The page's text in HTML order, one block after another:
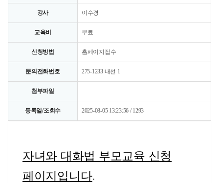
강사 이수경
교육비 무료
신청방법 홈페이지접수
문의전화번호 275-1233 내선 1
첨부파일
등록일/조회수 2025-08-05 13:23:56 / 1293
자녀와 대화법 부모교육 신청
페이지입니다.